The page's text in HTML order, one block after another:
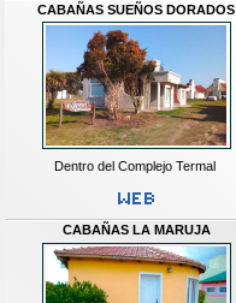
CABAÑAS SUEÑOS DORADOS
Dentro del Complejo Termal
CABAÑAS LA MARUJA